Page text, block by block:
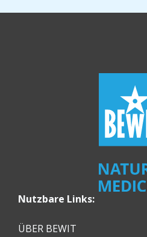
Nutzbare Links:
ÜBER BEWIT